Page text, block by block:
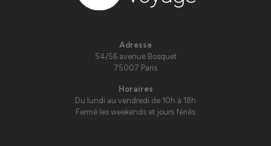
Adresse
54/56 avenue Bosquet
75007 Paris
Horaires
Du lundi au vendredi de 10h à 18h
Fermé les weekends et jours fériés